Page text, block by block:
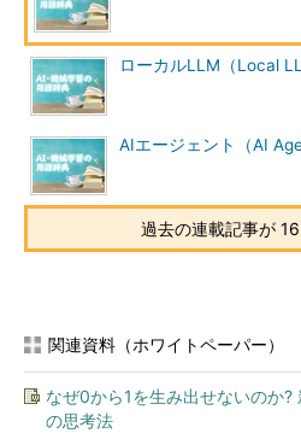
ローカルLLM（Local
AIエージェント（AI
過去の連載記事が
関連資料（ホワイトペーパー）
なぜ0から1を生み出せないのか?
の思考法